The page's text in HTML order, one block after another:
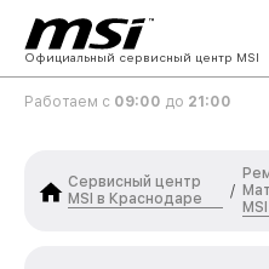
Официальный сервисный центр MSI
Работаем с 09:00 до 21:00
Сервисный центр
MSI в Краснодаре
/
MSI